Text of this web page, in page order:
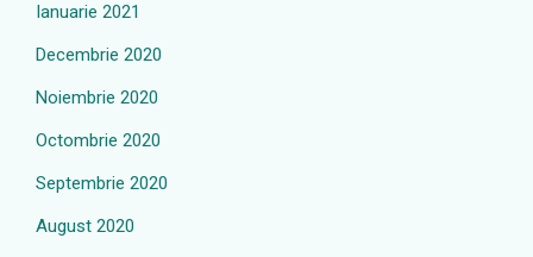
Ianuarie 2021
Decembrie 2020
Noiembrie 2020
Octombrie 2020
Septembrie 2020
August 2020